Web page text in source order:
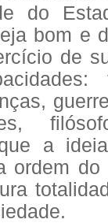
do
bom e
de
que a
ordem